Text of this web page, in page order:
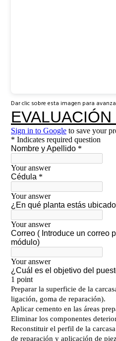
Dar clic sobre esta imagen para